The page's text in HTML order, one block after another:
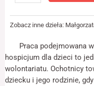
hospicjum
impulsem
w
człowieku?
Zobacz inne dzieła:
Praca podejmowana
hospicjum dla dzieci to
wolontariatu. Ochotnicy
dziecku i jego rodzinie,